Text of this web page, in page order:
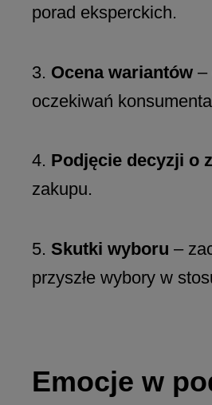
porad eksperckich.
3. Ocena wariantów –
oczekiwań
4. Podjęcie decyzji o
zakupu.
5. Skutki wyboru –
przyszłe wybory w
Emocje w